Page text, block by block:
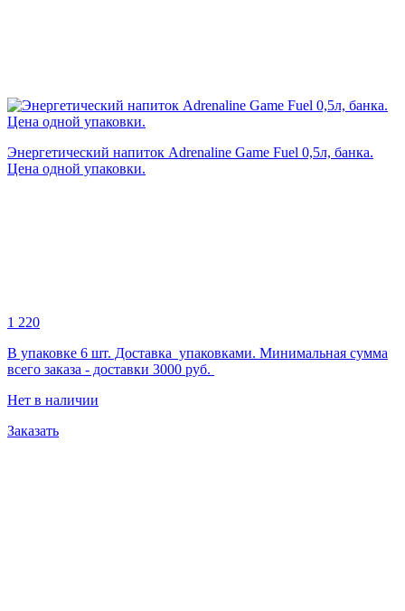
Энергетический напиток Adrenaline Game Fuel 0,5л, банка.
Цена одной упаковки.
1 220
В упаковке 6 шт. Доставка упаковками. Минимальная сумма
всего заказа - доставки 3000 руб.
Нет в наличии
Заказать